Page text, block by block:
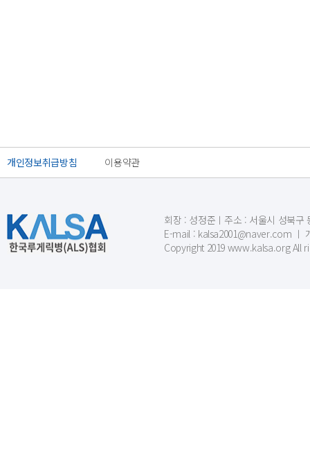
개인정보취급방침 이용약관
회장 : 성정준ㅣ주소 : 서울시 성북구
E-mail : kalsa2001@naver.com ㅣ
Copyright 2019 www.kalsa.org All